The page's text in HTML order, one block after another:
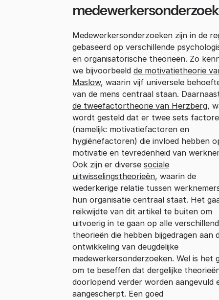
Medewerkersonderzoeken zijn in de
gebaseerd op verschillende
en organisatorische theorieën. Zo
we bijvoorbeeld de motivatietheorie
Maslow, waarin vijf universele
van de mens centraal staan.
de tweefactortheorie van Herzberg,
wordt gesteld dat er twee sets
(namelijk: motivatiefactoren en
hygiënefactoren) die invloed hebben
motivatie en tevredenheid van
Ook zijn er diverse sociale
uitwisselingstheorieën, waarin de
wederkerige relatie tussen
hun organisatie centraal staat. Het
reikwijdte van dit artikel te buiten om
uitvoerig in te gaan op alle
theorieën die hebben bijgedragen aan
ontwikkeling van deugdelijke
medewerkersonderzoeken. Wel is het
om te beseffen dat dergelijke
doorlopend verder worden aangevuld
aangescherpt. Een goed